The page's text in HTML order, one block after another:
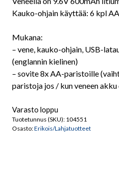
Kauko-ohjain käyttää: 6 kpl
Mukana:
– vene, kauko-ohjain, USB-
(englannin kielinen)
– sovite 8x AA-paristoille
paristoja jos / kun veneen akku
Varasto loppu
Tuotetunnus (SKU): 104551
Osasto:Erikois/Lahjatuotteet